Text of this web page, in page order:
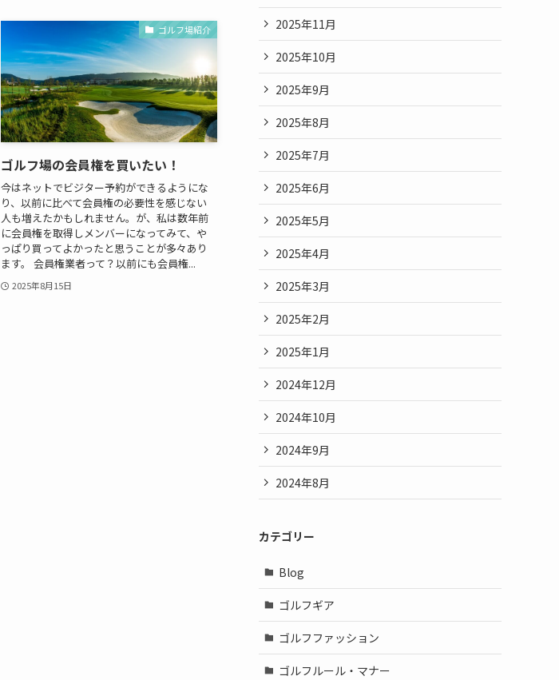
ゴルフ場紹介
ゴルフ場の会員権を買いたい！
今はネットでビジター予約ができるようにな
り、以前に比べて会員権の必要性を感じない
人も増えたかもしれません。が、私は数年前
に会員権を取得しメンバーになってみて、や
っぱり買ってよかったと思うことが多々あり
ます。 会員権業者って？以前にも会員権...
2025年8月15日
2025年11月
2025年10月
2025年9月
2025年8月
2025年7月
2025年6月
2025年5月
2025年4月
2025年3月
2025年2月
2025年1月
2024年12月
2024年10月
2024年9月
2024年8月
カテゴリー
Blog
ゴルフギア
ゴルフファッション
ゴルフルール・マナー